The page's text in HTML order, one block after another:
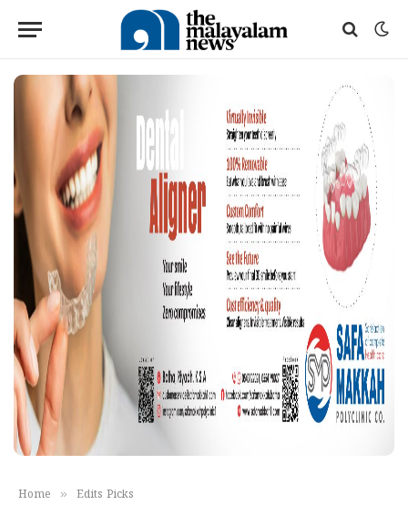
Home » Edits Picks